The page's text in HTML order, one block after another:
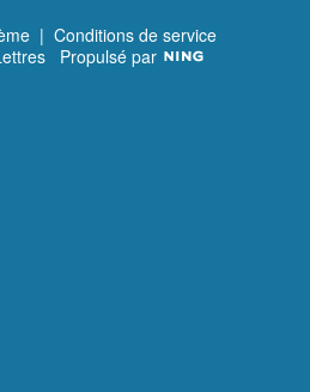
| Conditions de service
Propulsé par